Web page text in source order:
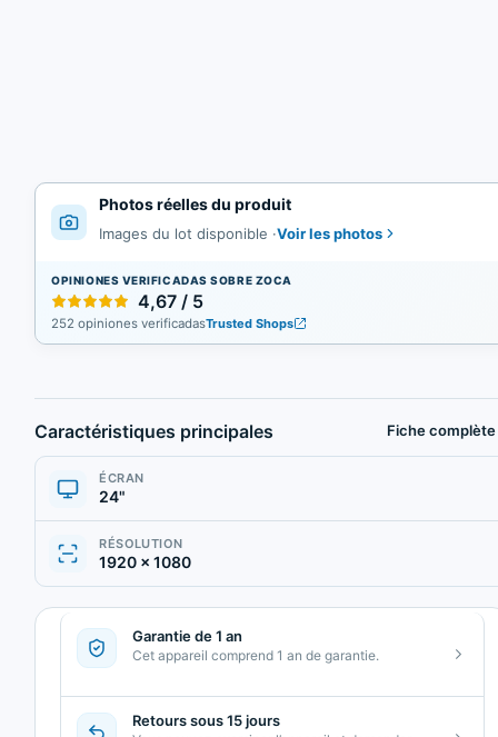
Photos réelles du produit
Images du lot disponible ·Voir les photos
OPINIONES VERIFICADAS SOBRE ZOCA
4,67 / 5
252 opiniones verificadasTrusted Shops
Caractéristiques principales Fiche complète
ÉCRAN
24"
RÉSOLUTION
1920 × 1080
Garantie de 1 an
Cet appareil comprend 1 an de garantie.
Retours sous 15 jours